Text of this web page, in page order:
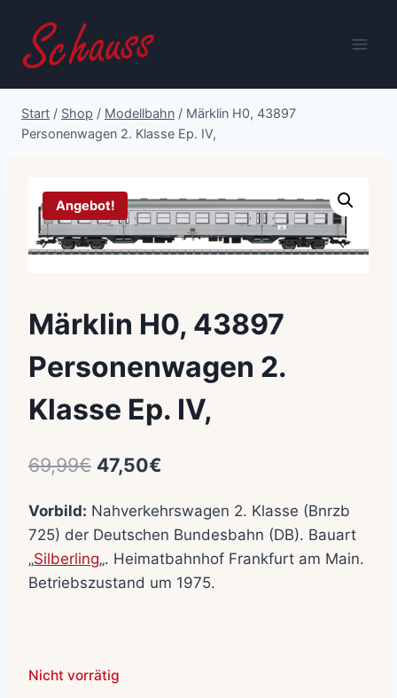
Inhalt
springen
Start / Shop / Modellbahn / Märklin H0, 43897
Personenwagen 2. Klasse Ep. IV,
Angebot!
Märklin H0, 43897
Personenwagen 2.
Klasse Ep. IV,
69,99€ Ursprünglicher
war:
69,99€
47,50€
ist:
47,50€.
Vorbild: Nahverkehrswagen 2. Klasse (Bnrzb
725) der Deutschen Bundesbahn (DB). Bauart
„Silberling„. Heimatbahnhof Frankfurt am Main.
Betriebszustand um 1975.
Nicht vorrätig